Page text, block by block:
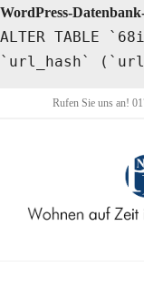
WordPress-
ALTER TABLE
`url_hash`
Rufen Sie uns an!